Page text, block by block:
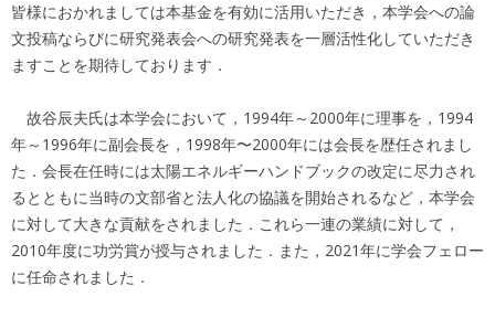
皆様におかれましては本基金を有効に活用いただき，本学会への論
文投稿ならびに研究発表会への研究発表を一層活性化していただき
ますことを期待しております．
故谷辰夫氏は本学会において，1994年～2000年に理事を，1994
年～1996年に副会長を，1998年〜2000年には会長を歴任されまし
た．会長在任時には太陽エネルギーハンドブックの改定に尽力され
るとともに当時の文部省と法人化の協議を開始されるなど，本学会
に対して大きな貢献をされました．これら一連の業績に対して，
2010年度に功労賞が授与されました．また，2021年に学会フェロー
に任命されました．